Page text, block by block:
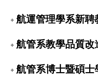
航運管理學系新聘
航管系教學品質
航管系博士暨碩士